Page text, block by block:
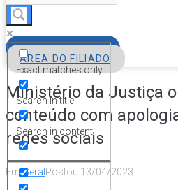
Exact matches only
Search in title
Search in content
ÁREA DO FILIADO
Ministério da Justiça
conteúdo com
redes sociais
EmGeral Postou 13/04/2023